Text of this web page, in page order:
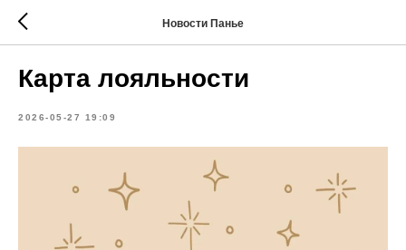
Новости Панье
Карта лояльности
2026-05-27 19:09